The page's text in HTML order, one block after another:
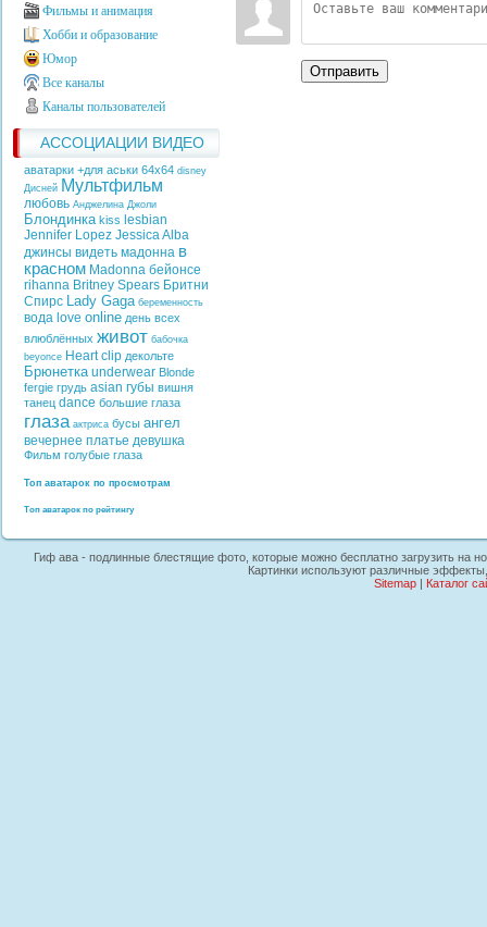
Фильмы и анимация
Хобби и образование
Юмор
Все каналы
Каналы пользователей
АССОЦИАЦИИ ВИДЕО
аватарки +для аськи 64х64 disney
Дисней Мультфильм
любовь Анджелина Джоли
Блондинка kiss lesbian
Jennifer Lopez Jessica Alba
джинсы видеть мадонна в
красном Madonna бейонсе
rihanna Britney Spears Бритни
Спирс Lady Gaga беременность
вода love online день всех
влюблённых живот бабочка
beyonce Heart clip декольте
Брюнетка underwear Blonde
fergie грудь asian губы вишня
танец dance большие глаза
глаза актриса бусы ангел
вечернее платье девушка
Фильм голубые глаза
Топ аватарок по просмотрам
Топ аватарок по рейтингу
Отправить
Гиф ава - подлинные блестящие фото, которые можно бесплатно загрузить на
Картинки используют различные
Sitemap| Каталог